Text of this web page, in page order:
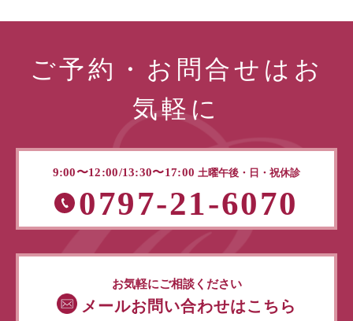
ご予約・お問合せはお
気軽に
9:00〜12:00/13:30〜17:00 土曜午後・日・祝休診
0797-21-6070
お気軽にご相談ください
メールお問い合わせはこちら